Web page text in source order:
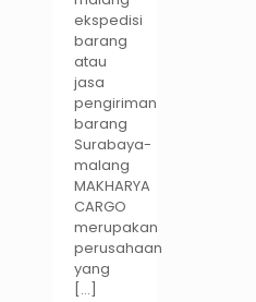
ekspedisi
barang
atau
jasa
pengiriman
barang
Surabaya-
malang
MAKHARYA
CARGO
merupakan
perusahaan
yang
[…]